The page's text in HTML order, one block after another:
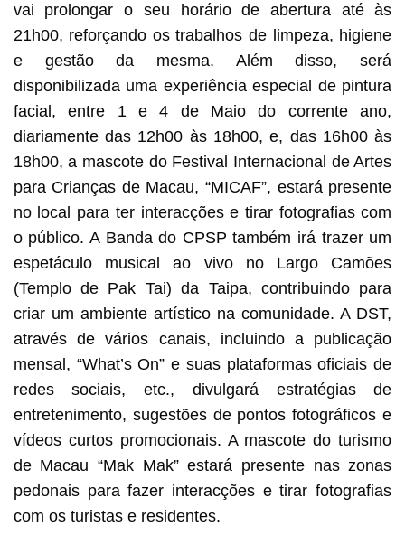
vai prolongar o seu horário de abertura até às
21h00, reforçando os trabalhos de limpeza, higiene
e gestão da mesma. Além disso, será
disponibilizada uma experiência especial de pintura
facial, entre 1 e 4 de Maio do corrente ano,
diariamente das 12h00 às 18h00, e, das 16h00 às
18h00, a mascote do Festival Internacional de Artes
para Crianças de Macau, “MICAF”, estará presente
no local para ter interacções e tirar fotografias com
o público. A Banda do CPSP também irá trazer um
espetáculo musical ao vivo no Largo Camões
(Templo de Pak Tai) da Taipa, contribuindo para
criar um ambiente artístico na comunidade. A DST,
através de vários canais, incluindo a publicação
mensal, “What’s On” e suas plataformas oficiais de
redes sociais, etc., divulgará estratégias de
entretenimento, sugestões de pontos fotográficos e
vídeos curtos promocionais. A mascote do turismo
de Macau “Mak Mak” estará presente nas zonas
pedonais para fazer interacções e tirar fotografias
com os turistas e residentes.